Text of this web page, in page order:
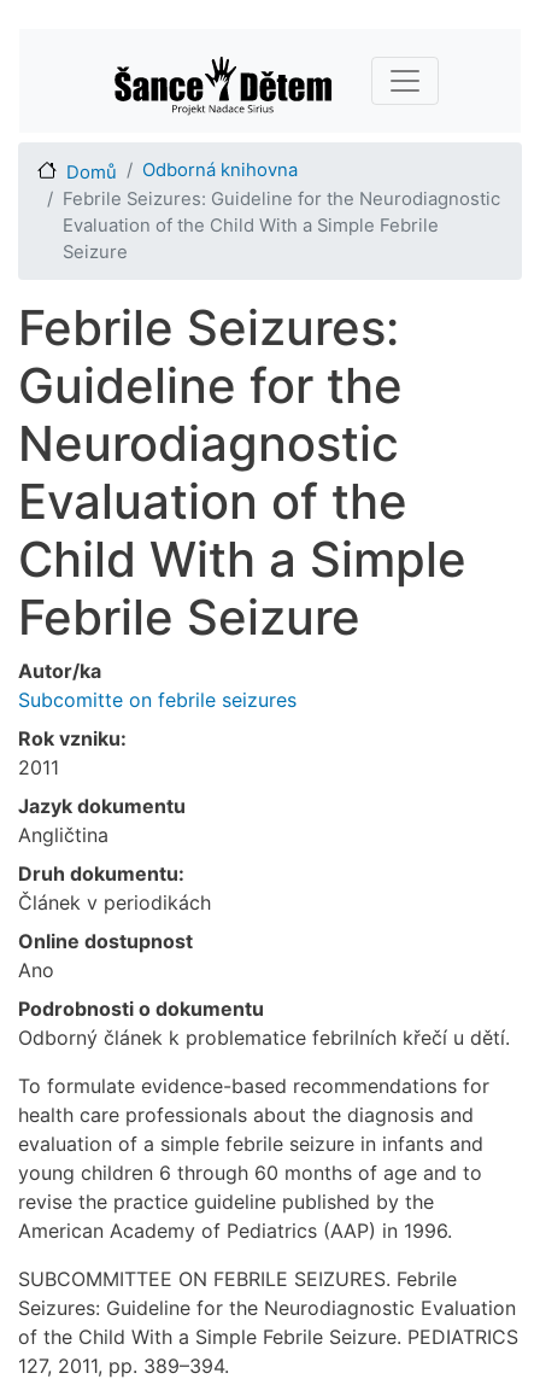
hlavnímu
obsahu
Main navigation
Domů
Odborná knihovna
Febrile Seizures: Guideline for the Neurodiagnostic
Evaluation of the Child With a Simple Febrile
Seizure
Febrile Seizures:
Guideline for the
Neurodiagnostic
Evaluation of the
Child With a Simple
Febrile Seizure
Autor/ka
Subcomitte on febrile seizures
Rok vzniku:
2011
Jazyk dokumentu
Angličtina
Druh dokumentu:
Článek v periodikách
Online dostupnost
Ano
Podrobnosti o dokumentu
Odborný článek k problematice febrilních křečí u dětí.
To formulate evidence-based recommendations for
health care professionals about the diagnosis and
evaluation of a simple febrile seizure in infants and
young children 6 through 60 months of age and to
revise the practice guideline published by the
American Academy of Pediatrics (AAP) in 1996.
SUBCOMMITTEE ON FEBRILE SEIZURES. Febrile
Seizures: Guideline for the Neurodiagnostic Evaluation
of the Child With a Simple Febrile Seizure. PEDIATRICS
127, 2011, pp. 389–394.